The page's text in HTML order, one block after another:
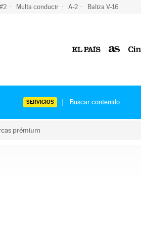
Multa conducir A-2 Baliza V-16
SERVICIOS
prémium